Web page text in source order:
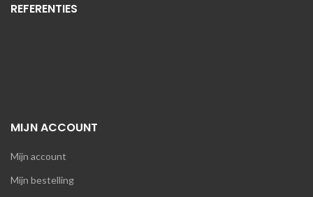
REFERENTIES
MIJN ACCOUNT
Mijn account
Mijn bestelling